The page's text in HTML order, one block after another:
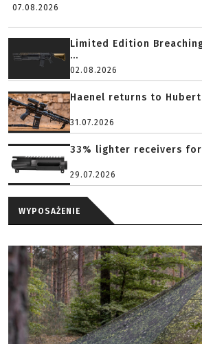
07.08.2026
Limited Edition
...
02.08.2026
Haenel returns to
31.07.2026
33% lighter receivers for
29.07.2026
WYPOSAŻENIE